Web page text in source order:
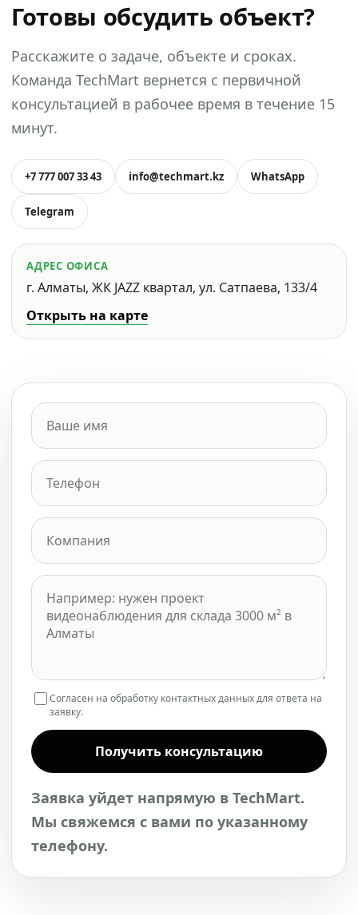
Готовы обсудить объект?
Расскажите о задаче, объекте и сроках.
Команда TechMart вернется с первичной
консультацией в рабочее время в течение 15
минут.
+7 777 007 33 43 info@techmart.kz WhatsApp
Telegram
АДРЕС ОФИСА
г. Алматы, ЖК JAZZ квартал, ул. Сатпаева, 133/4
Открыть на карте
Согласен на обработку контактных данных для ответа на
заявку.
Получить консультацию
Заявка уйдет напрямую в TechMart.
Мы свяжемся с вами по указанному
телефону.